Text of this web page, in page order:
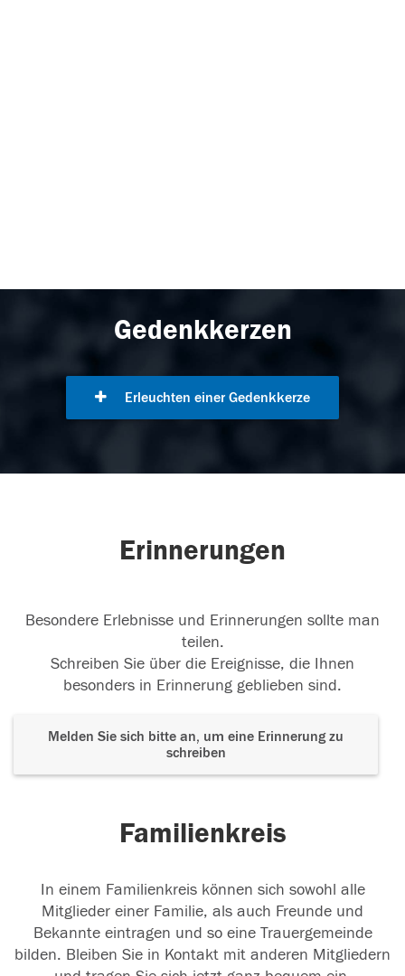
Gedenkkerzen
Erleuchten einer Gedenkkerze
Erinnerungen
Besondere Erlebnisse und Erinnerungen sollte man
teilen.
Schreiben Sie über die Ereignisse, die Ihnen
besonders in Erinnerung geblieben sind.
Melden Sie sich bitte an, um eine Erinnerung zu
schreiben
Familienkreis
In einem Familienkreis können sich sowohl alle
Mitglieder einer Familie, als auch Freunde und
Bekannte eintragen und so eine Trauergemeinde
bilden. Bleiben Sie in Kontakt mit anderen Mitgliedern